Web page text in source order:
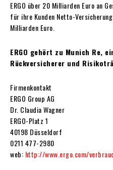
ERGO über 20 Milliarden Euro an
für ihre Kunden Netto-
Milliarden Euro.
ERGO gehört zu Munich Re,
Rückversicherer und
Firmenkontakt
ERGO Group AG
Dr. Claudia Wagner
ERGO-Platz 1
40198 Düsseldorf
0211 477-2980
web: http://www.ergo.com/